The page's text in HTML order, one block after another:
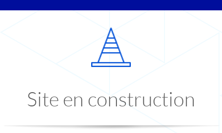
Site en construction